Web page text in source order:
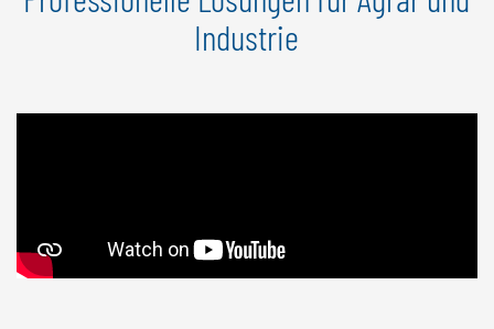
Industrie